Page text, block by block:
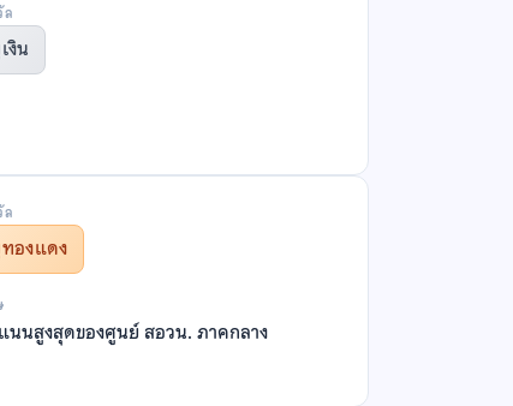
ล
งิน
ล
องแดง
นนสูงสุดของศูนย์ สอวน. ภาคกลาง